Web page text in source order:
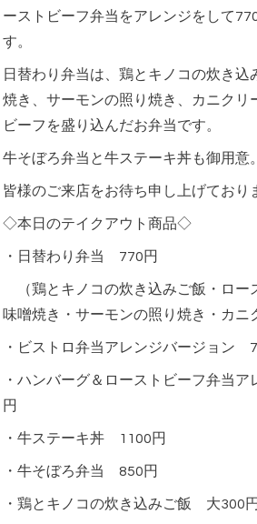
ーストビーフ弁当をアレンジをして
す。
日替わり弁当は、鶏とキノコの炊き込
焼き、サーモンの照り焼き、カニクリ
ビーフを盛り込んだお弁当です。
牛そぼろ弁当と牛ステーキ丼も御用意。
皆様のご来店をお待ち申し上げており
◇本日のテイクアウト商品◇
・日替わり弁当 770円
（鶏とキノコの炊き込みご飯・ロー
味噌焼き・サーモンの照り焼き・カニ
・ビストロ弁当アレンジバージョン
・ハンバーグ＆ローストビーフ弁当
円
・牛ステーキ丼 1100円
・牛そぼろ弁当 850円
・鶏とキノコの炊き込みご飯 大300